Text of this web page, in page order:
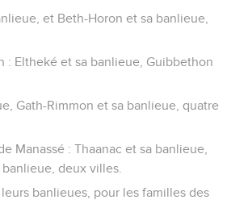
et Beth-Horon et sa banlieue,
: Eltheké et sa banlieue, Guibbethon
Gath-Rimmon et sa banlieue, quatre
Manassé : Thaanac et sa banlieue,
deux villes.
banlieues, pour les familles des